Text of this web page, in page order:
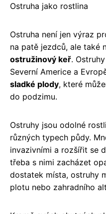
Ostruha jako rostlina
Ostruha není jen výraz
na patě jezdců, ale také
ostružinový keř.
Severní Americe a
sladké plody, které
do podzimu.
Ostruhy jsou odolné
různých typech půdy.
invazivními a rozšířit se
třeba s nimi zacházet
dostatek místa, ostruhy
plotu nebo zahradního